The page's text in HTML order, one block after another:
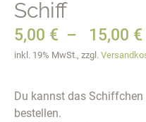
Schiff
5,00 € – 15,00 €
inkl. 19% MwSt., zzgl.
Du kannst das
bestellen.